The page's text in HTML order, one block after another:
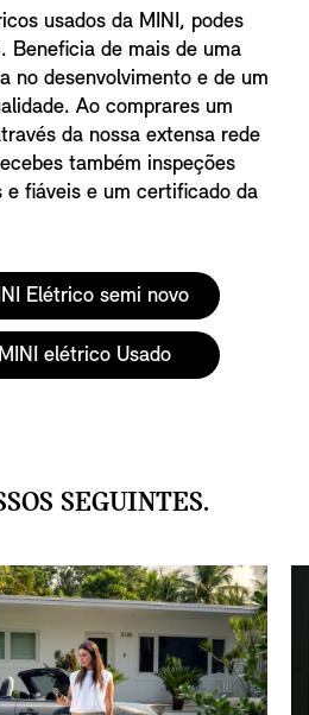
usados da MINI, podes
Beneficia de mais de uma
no desenvolvimento e de um
Ao comprares um
da nossa extensa rede
também inspeções
e fiáveis e um certificado da
Elétrico semi novo
elétrico Usado
SEGUINTES.